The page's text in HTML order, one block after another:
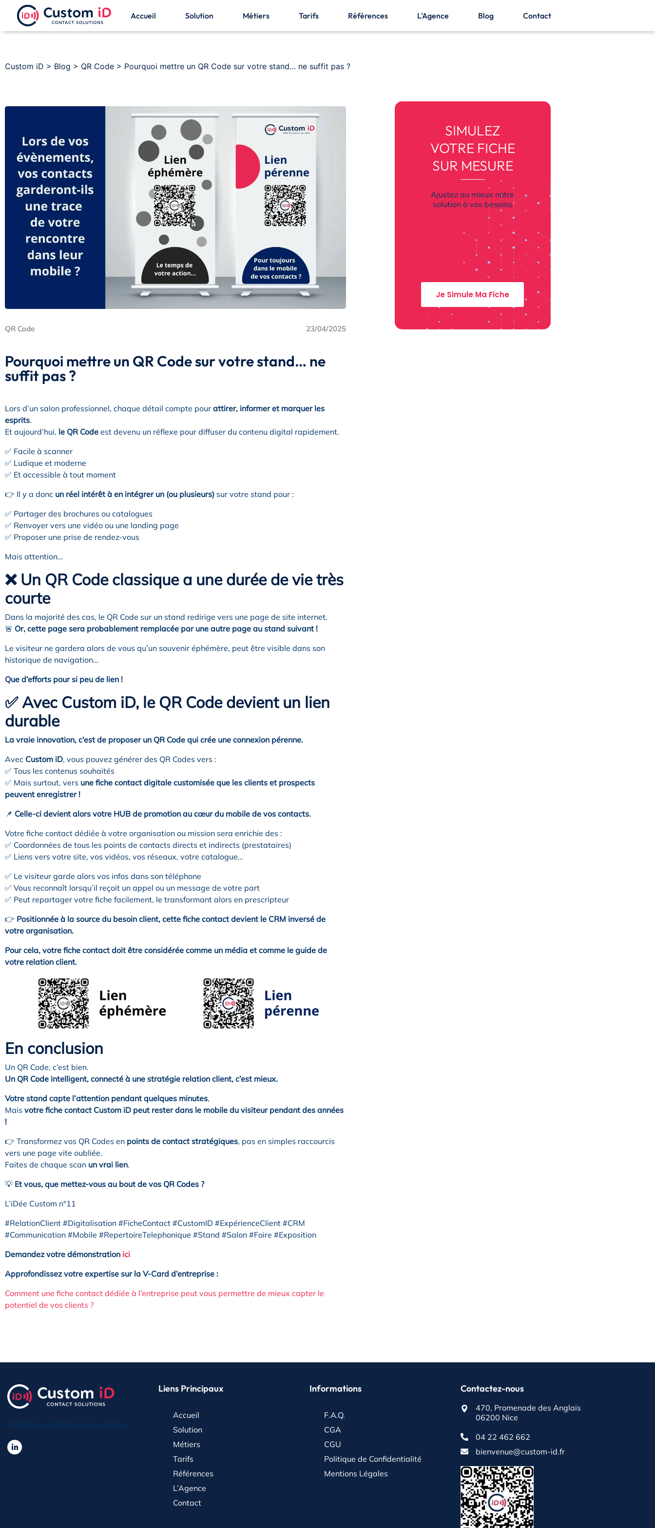
Accueil Solution Métiers Tarifs Références L'Agence Blog Contact
Custom iD > Blog > QR Code > Pourquoi mettre un QR Code sur votre stand… ne suffit pas ?
QR Code 23/04/2025
Pourquoi mettre un QR Code sur votre stand… ne
suffit pas ?
Lors d’un salon professionnel, chaque détail compte pour attirer, informer et marquer les
esprits.
Et aujourd’hui, le QR Code est devenu un réflexe pour diffuser du contenu digital rapidement.
✅ Facile à scanner
✅ Ludique et moderne
✅ Et accessible à tout moment
👉 Il y a donc un réel intérêt à en intégrer un (ou plusieurs) sur votre stand pour :
✅ Partager des brochures ou catalogues
✅ Renvoyer vers une vidéo ou une landing page
✅ Proposer une prise de rendez-vous
Mais attention…
❌ Un QR Code classique a une durée de vie très
courte
Dans la majorité des cas, le QR Code sur un stand redirige vers une page de site internet.
🚨 Or, cette page sera probablement remplacée par une autre page au stand suivant !
Le visiteur ne gardera alors de vous qu’un souvenir éphémère, peut être visible dans son
historique de navigation…
Que d’efforts pour si peu de lien !
✅ Avec Custom iD, le QR Code devient un lien
durable
La vraie innovation, c’est de proposer un QR Code qui crée une connexion pérenne.
Avec Custom iD, vous pouvez générer des QR Codes vers :
✅ Tous les contenus souhaités
✅ Mais surtout, vers une fiche contact digitale customisée que les clients et prospects
peuvent enregistrer !
📌 Celle-ci devient alors votre HUB de promotion au cœur du mobile de vos contacts.
Votre fiche contact dédiée à votre organisation ou mission sera enrichie des :
✅ Coordonnées de tous les points de contacts directs et indirects (prestataires)
✅ Liens vers votre site, vos vidéos, vos réseaux, votre catalogue…
✅ Le visiteur garde alors vos infos dans son téléphone
✅ Vous reconnaît lorsqu’il reçoit un appel ou un message de votre part
✅ Peut repartager votre fiche facilement, le transformant alors en prescripteur
👉 Positionnée à la source du besoin client, cette fiche contact devient le CRM inversé de
votre organisation.
Pour cela, votre fiche contact doit être considérée comme un média et comme le guide de
votre relation client.
En conclusion
Un QR Code, c’est bien.
Un QR Code intelligent, connecté à une stratégie relation client, c’est mieux.
Votre stand capte l’attention pendant quelques minutes,
Mais votre fiche contact Custom iD peut rester dans le mobile du visiteur pendant des années
!
👉 Transformez vos QR Codes en points de contact stratégiques, pas en simples raccourcis
vers une page vite oubliée.
Faites de chaque scan un vrai lien.
💡 Et vous, que mettez-vous au bout de vos QR Codes ?
L’iDée Custom n°11
#RelationClient #Digitalisation #FicheContact #CustomID #ExpérienceClient #CRM
#Communication #Mobile #RepertoireTelephonique #Stand #Salon #Foire #Exposition
Demandez votre démonstration ici
Approfondissez votre expertise sur la V-Card d’entreprise :
Comment une fiche contact dédiée à l’entreprise peut vous permettre de mieux capter le
potentiel de vos clients ?
SIMULEZ
VOTRE FICHE
SUR MESURE
Ajustez au mieux notre
solution à vos besoins
Je Simule Ma Fiche
Gardez le contact avec vos clients
Liens Principaux
Accueil
Solution
Métiers
Tarifs
Références
L’Agence
Contact
Informations
F.A.Q.
CGA
CGU
Politique de Confidentialité
Mentions Légales
Contactez-nous
470, Promenade des Anglais
06200 Nice
04 22 462 662
bienvenue@custom-id.fr